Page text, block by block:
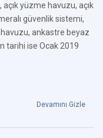
yüzme havuzu, açık
güvenlik sistemi,
ankastre beyaz
tarihi ise Ocak 2019
Devamını Gizle